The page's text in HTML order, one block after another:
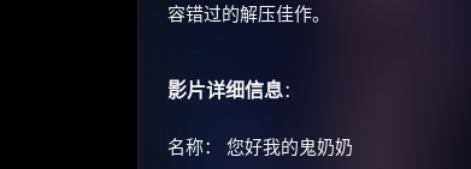
容错过的解压佳作。
影片详细信息：
名称： 您好我的鬼奶奶